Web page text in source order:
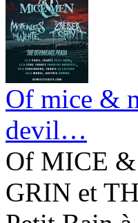
Of mice &
devil…
Of MICE
GRIN et